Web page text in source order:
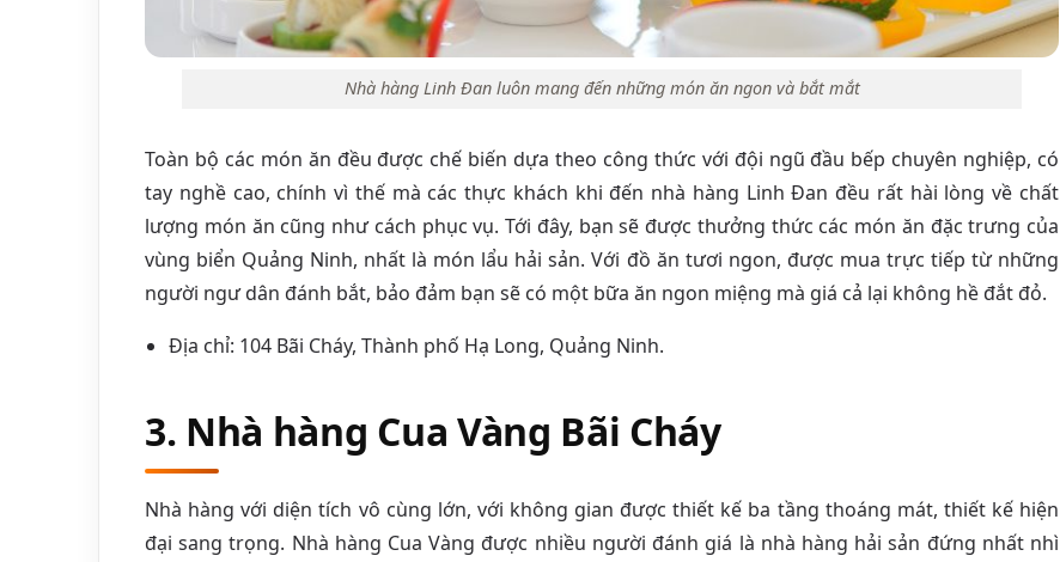
Nhà hàng Linh Đan luôn mang đến những món ăn ngon và bắt mắt
Toàn bộ các món ăn đều được chế biến dựa theo công thức với đội ngũ đầu bếp chuyên nghiệp, có
tay nghề cao, chính vì thế mà các thực khách khi đến nhà hàng Linh Đan đều rất hài lòng về chất
lượng món ăn cũng như cách phục vụ. Tới đây, bạn sẽ được thưởng thức các món ăn đặc trưng của
vùng biển Quảng Ninh, nhất là món lẩu hải sản. Với đồ ăn tươi ngon, được mua trực tiếp từ những
người ngư dân đánh bắt, bảo đảm bạn sẽ có một bữa ăn ngon miệng mà giá cả lại không hề đắt đỏ.
Địa chỉ: 104 Bãi Cháy, Thành phố Hạ Long, Quảng Ninh.
3. Nhà hàng Cua Vàng Bãi Cháy
Nhà hàng với diện tích vô cùng lớn, với không gian được thiết kế ba tầng thoáng mát, thiết kế hiện
đại sang trọng. Nhà hàng Cua Vàng được nhiều người đánh giá là nhà hàng hải sản đứng nhất nhì